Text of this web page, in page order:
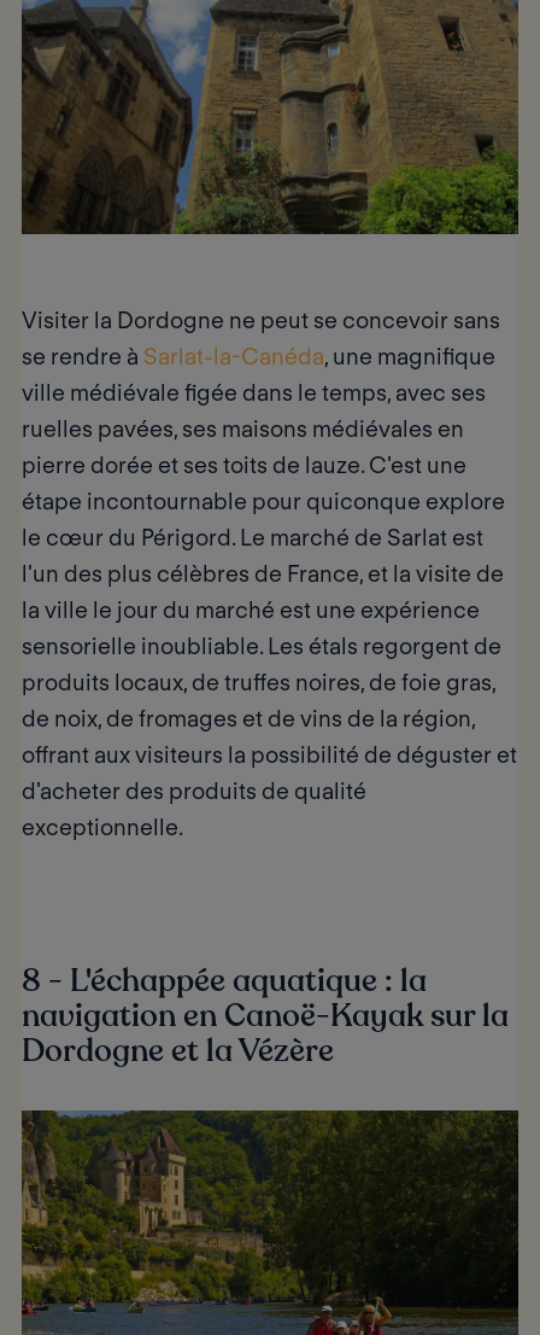
Visiter la Dordogne ne peut se concevoir sans
se rendre à Sarlat-la-Canéda, une magnifique
ville médiévale figée dans le temps, avec ses
ruelles pavées, ses maisons médiévales en
pierre dorée et ses toits de lauze. C'est une
étape incontournable pour quiconque explore
le cœur du Périgord.Le marché de Sarlatest
l'un des plus célèbres de France, et la visite de
la ville le jour du marché est une expérience
sensorielle inoubliable. Les étals regorgent de
produits locaux, de truffes noires, de foie gras,
de noix, de fromages et de vins de la région,
offrant aux visiteurs la possibilité de déguster et
d'acheter des produits de qualité
exceptionnelle.
8 - L'échappée aquatique : la
navigation en Canoë-Kayak sur la
Dordogne et la Vézère